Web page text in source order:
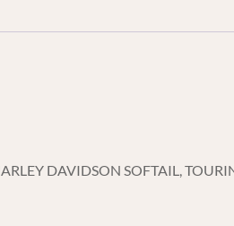
DAVIDSON SOFTAIL,